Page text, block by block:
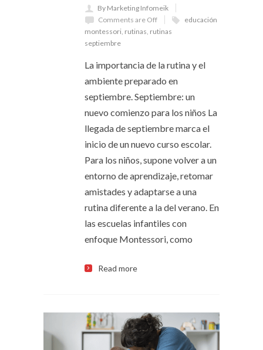
By Marketing Infomeik
Comments are Off
educación
montessori, rutinas, rutinas
septiembre
La importancia de la rutina y el
ambiente preparado en
septiembre. Septiembre: un
nuevo comienzo para los niños La
llegada de septiembre marca el
inicio de un nuevo curso escolar.
Para los niños, supone volver a un
entorno de aprendizaje, retomar
amistades y adaptarse a una
rutina diferente a la del verano. En
las escuelas infantiles con
enfoque Montessori, como
Read more